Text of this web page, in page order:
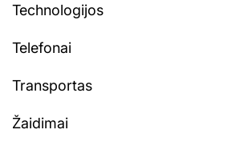
Technologijos
Telefonai
Transportas
Žaidimai